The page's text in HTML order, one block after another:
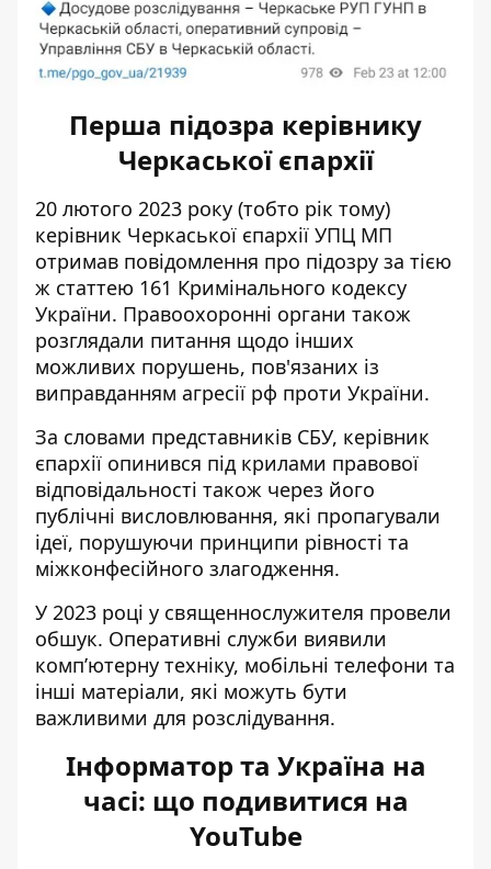
Перша підозра керівнику
Черкаської єпархії
20 лютого 2023 року (тобто рік тому)
керівник Черкаської єпархії УПЦ МП
отримав повідомлення про підозру за тією
ж статтею 161 Кримінального кодексу
України. Правоохоронні органи також
розглядали питання щодо інших
можливих порушень, пов'язаних із
виправданням агресії рф проти України.
За словами представників СБУ, керівник
єпархії опинився під крилами правової
відповідальності також через його
публічні висловлювання, які пропагували
ідеї, порушуючи принципи рівності та
міжконфесійного злагодження.
У 2023 році у священнослужителя провели
обшук. Оперативні служби виявили
комп’ютерну техніку, мобільні телефони та
інші матеріали, які можуть бути
важливими для розслідування.
Інформатор та Україна на
часі: що подивитися на
YouTube